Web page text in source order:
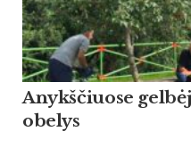
Anykščiuose
obelys